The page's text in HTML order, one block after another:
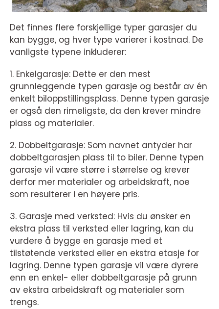
Det finnes flere forskjellige typer garasjer du
kan bygge, og hver type varierer i kostnad. De
vanligste typene inkluderer:
1. Enkelgarasje: Dette er den mest
grunnleggende typen garasje og består av én
enkelt biloppstillingsplass. Denne typen garasje
er også den rimeligste, da den krever mindre
plass og materialer.
2. Dobbeltgarasje: Som navnet antyder har
dobbeltgarasjen plass til to biler. Denne typen
garasje vil være større i størrelse og krever
derfor mer materialer og arbeidskraft, noe
som resulterer i en høyere pris.
3. Garasje med verksted: Hvis du ønsker en
ekstra plass til verksted eller lagring, kan du
vurdere å bygge en garasje med et
tilstøtende verksted eller en ekstra etasje for
lagring. Denne typen garasje vil være dyrere
enn en enkel- eller dobbeltgarasje på grunn
av ekstra arbeidskraft og materialer som
trengs.